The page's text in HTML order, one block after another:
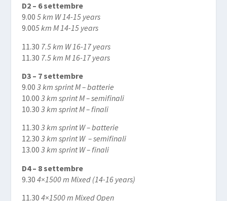
D2 – 6 settembre
9.00 5 km W 14-15 years
9.005 km M 14-15 years
11.30 7.5 km W 16-17 years
11.30 7.5 km M 16-17 years
D3 – 7 settembre
9.00 3 km sprint M – batterie
10.00 3 km sprint M – semifinali
10.30 3 km sprint M – finali
11.30 3 km sprint W – batterie
12.30 3 km sprint W – semifinali
13.00 3 km sprint W – finali
D4 – 8 settembre
9.30 4×1500 m Mixed (14-16 years)
11.30 4×1500 m Mixed Open